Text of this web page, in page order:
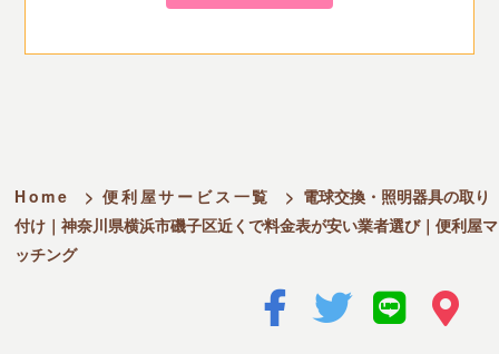
Home > 便利屋サービス一覧 > 電球交換・照明器具の取り
付け｜神奈川県横浜市磯子区近くで料金表が安い業者選び｜便利屋マ
ッチング